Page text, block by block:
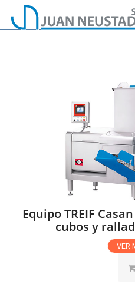
Equipo TREIF
cubos y
VER